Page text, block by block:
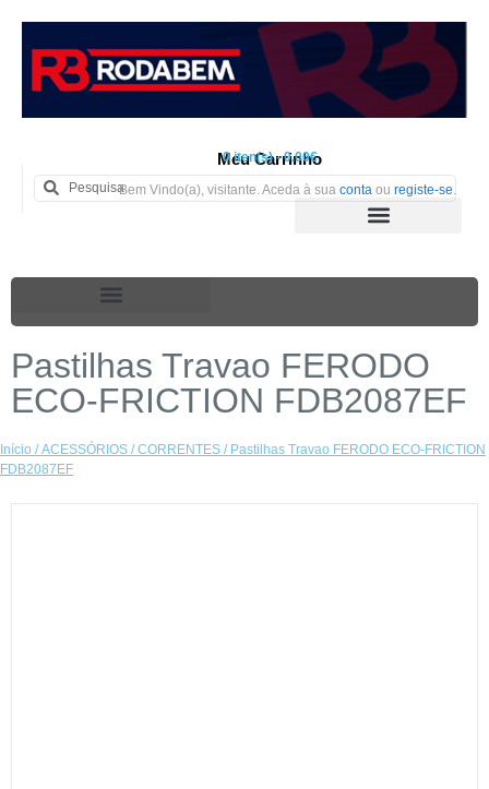
Meu Carrinho
0 iten(s) - 0.00€
Bem Vindo(a), visitante. Aceda à sua conta ou registe-se
Pastilhas Travao FERODO
ECO-FRICTION FDB2087EF
Início /ACESSÓRIOS /CORRENTES / Pastilhas Travao FERODO ECO-FRICTION
FDB2087EF